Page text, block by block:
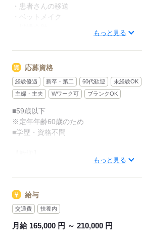
・患者さんの移送
・ベットメイク
＝＝＝＝＝＝＝＝＝＝＝＝
更に具体的なスケジュールなどは、
面接時にご確認ください★
【どんな人が働いてる？】
・看護師志望で経験積みたい専門学生の方
・完全未経験だけど人と関わる仕事が
未経験大歓迎の総合病院勤務はウチだけ
応募する
もっと見る
応募資格
経験優遇 新卒・第二 60代歓迎 未経験OK
主婦・主夫
Wワーク可 ブランクOK
■59歳以下
※定年年齢60歳のため
■学歴・資格不問
■介護・ヘルパー経験がある方
応募する
もっと見る
給与
交通費 扶養内
月給 165,000 円 ～ 210,000 円